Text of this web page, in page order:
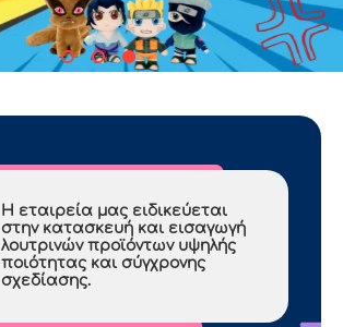
Η εταιρεία μας ειδικεύεται
στην κατασκευή και εισαγωγή
λουτρινών προϊόντων υψηλής
ποιότητας και σύγχρονης
σχεδίασης.